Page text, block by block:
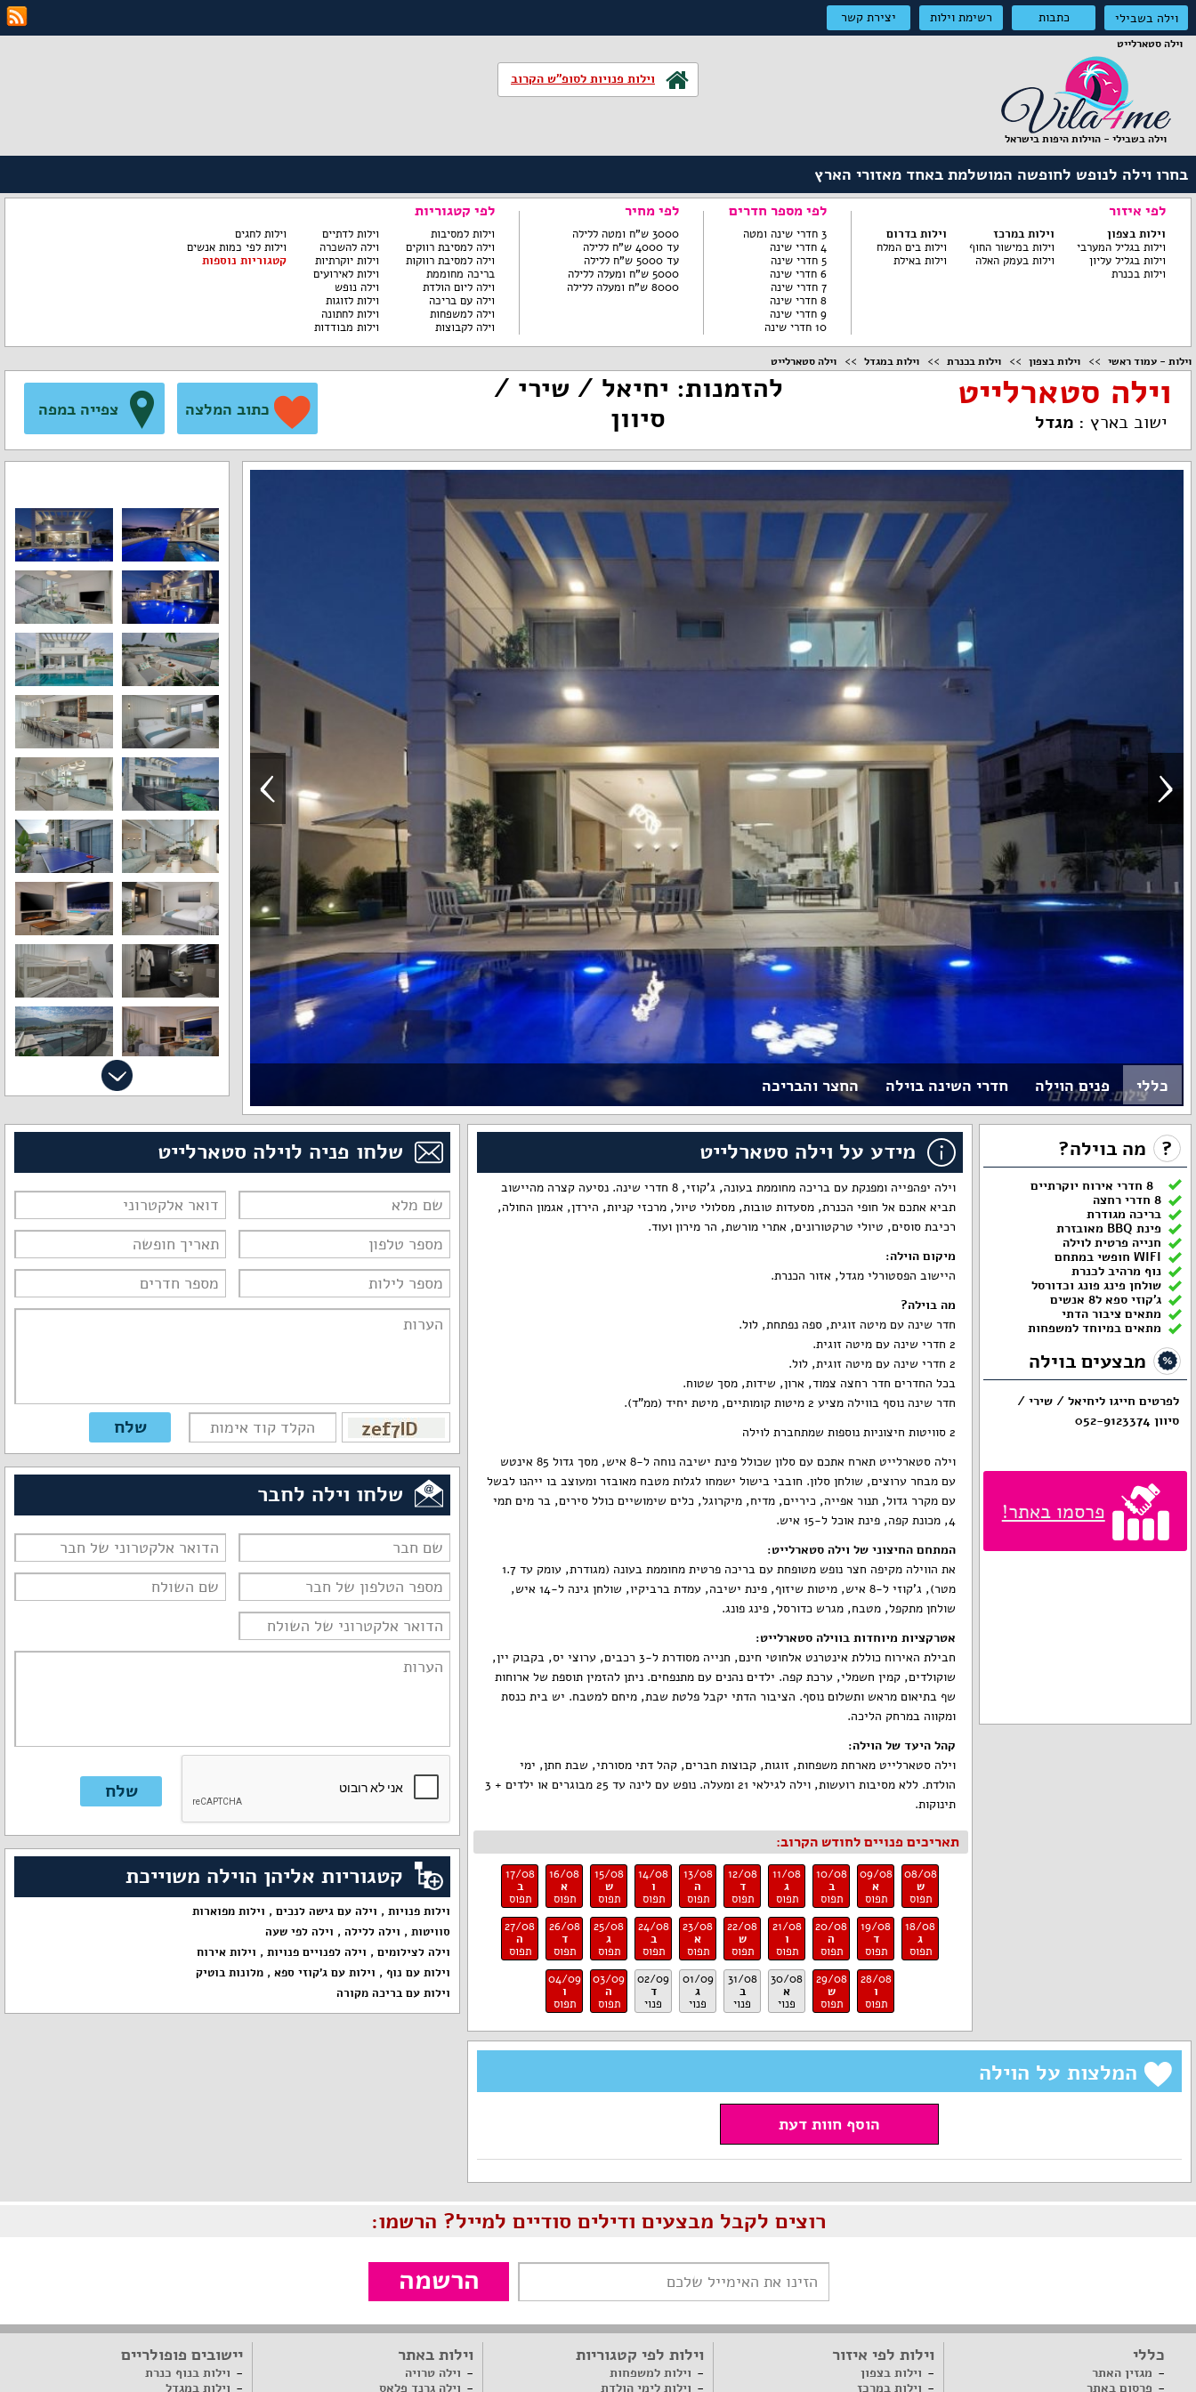
וילה בשבילי כתבות רשימת וילות יצירת קשר
וילה סטארלייט
וילות פנויות לסופ"ש הקרוב
וילה בשבילי - הוילות היפות בישראל
בחרו וילה לנופש לחופשה המושלמת באחד מאזורי הארץ
לפי איזור
וילות בצפון
וילות בגליל המערבי
וילות בגליל עליון
וילות בכנרת
וילות במרכז
וילות במישור החוף
וילות בעמק האלה
וילות בדרום
וילות בים המלח
וילות באילת
לפי מספר חדרים
3 חדרי שינה ומטה
4 חדרי שינה
5 חדרי שינה
6 חדרי שינה
7 חדרי שינה
8 חדרי שינה
9 חדרי שינה
10 חדרי שינה
לפי מחיר
3000 ש"ח ומטה ללילה
עד 4000 ש"ח ללילה
עד 5000 ש"ח ללילה
5000 ש"ח ומעלה ללילה
8000 ש"ח ומעלה ללילה
לפי קטגוריות
וילות למסיבות
וילה למסיבת רווקים
וילה למסיבת רווקות
בריכה מחוממת
וילה ליום הולדת
וילה עם בריכה
וילה למשפחות
וילה לקבוצות
וילות לדתיים
וילה להשכרה
וילות יוקרתיות
וילות לאירועים
וילה נופש
וילות לזוגות
וילות לחתונה
וילות מבודדות
וילות לחגים
וילות לפי כמות אנשים
קטגוריות נוספות
וילות - עמוד ראשי וילות בצפון וילות בכנרת וילות במגדל וילה סטארלייט
כתוב המלצה צפייה במפה וילה סטארלייט
ישוב בארץ : מגדל
להזמנות: יחיאל / שירי /
סיוון
טלפון:052-9123374
כללי פנים הוילה חדרי השינה בוילה החצר והבריכה
? מה בוילה?
8 חדרי אירוח יוקרתיים
8 חדרי רחצה
בריכה מגודרת
פינת BBQ מאובזרת
חנייה פרטית לוילה
WIFI חופשי במתחם
נוף מרהיב לכנרת
שולחן פינג פונג וכדורסל
ג'קוזי ספא ל8 אנשים
מתאים ציבור הדתי
מתאים במיוחד למשפחות
מבצעים בוילה
לפרטים חייגו ליחיאל / שירי /
סיוון 052-9123374
פרסמו באתר!
מידע על וילה סטארלייט
וילה יפהפייה ומפנקת עם בריכה מחוממת בעונה, ג'קוזי, 8 חדרי שינה. נסיעה קצרה מהיישוב
תביא אתכם אל חופי הכנרת, מסעדות טובות, מסלולי טיול, מרכזי קניות, הירדן, אגמון החולה,
רכיבת סוסים, טיולי טרקטורונים, אתרי מורשת, הר מירון ועוד.
מיקום הוילה:
היישוב הפסטורלי מגדל, אזור הכנרת.
מה בוילה?
חדר שינה עם מיטה זוגית, ספה נפתחת, לול.
2 חדרי שינה עם מיטה זוגית.
2 חדרי שינה עם מיטה זוגית, לול.
בכל החדרים חדר רחצה צמוד, ארון, שידות, מסך שטוח.
חדר שינה נוסף בווילה מציע 2 מיטות קומותיים, מיטת יחיד (ממ"ד).
2 סוויטות חיצוניות נוספות שמתחברת לוילה
וילה סטארלייט תארח אתכם עם סלון שכולל פינת ישיבה נוחה ל-8 איש, מסך גדול 85 אינטש
עם מבחר ערוצים, שולחן סלון. חובבי בישול ישמחו לגלות מטבח מאובזר ומעוצב בו ייהנו לבשל
עם מקרר גדול, תנור אפייה, כיריים, מדיח, מיקרוגל, כלים שימושיים כולל סירים, בר מים תמי
4, מכונת קפה, פינת אוכל ל-15 איש.
המתחם החיצוני של וילה סטארלייט:
את הווילה מקיפה חצר נופש מטופחת עם בריכה פרטית מחוממת בעונה (מגודרת, עומק עד 1.7
מטר), ג'קוזי ל-8 איש, מיטות שיזוף, פינת ישיבה, עמדת ברביקיו, שולחן גינה ל-14 איש,
שולחן מתקפל, מטבח, מגרש כדורסל, פינג פונג.
אטרקציות מיוחדות בווילה סטארלייט:
חבילת האירוח כוללת אינטרנט אלחוטי חינם, חנייה מסודרת ל-3 רכבים, ערוצי יס, בקבוק יין,
שוקולדים, קמין חשמלי, ערכת קפה. ילדים נהנים עם מתנפחים. ניתן להזמין תוספת של ארוחות
שף בתיאום מראש ותשלום נוסף. הציבור הדתי יקבל פלטת שבת, מיחם למטבח. יש בית כנסת
ומקווה במרחק הליכה.
קהל היעד של הוילה:
וילה סטארלייט מארחת משפחות, זוגות, קבוצות חברים, קהל דתי מסורתי, שבת חתן, ימי
הולדת. ללא מסיבות רועשות, וילה לגילאי 21 ומעלה. נופש עם לינה עד 25 מבוגרים או ילדים + 3
תינוקות.
תאריכים פנויים לחודש הקרוב:
08/08
ש
תפוס
09/08
א
תפוס
10/08
ב
תפוס
11/08
ג
תפוס
12/08
ד
תפוס
13/08
ה
תפוס
14/08
ו
תפוס
15/08
ש
תפוס
16/08
א
תפוס
17/08
ב
תפוס
18/08
ג
תפוס
19/08
ד
תפוס
20/08
ה
תפוס
21/08
ו
תפוס
22/08
ש
תפוס
23/08
א
תפוס
24/08
ב
תפוס
25/08
ג
תפוס
26/08
ד
תפוס
27/08
ה
תפוס
28/08
ו
תפוס
29/08
ש
תפוס
30/08
א
פנוי
31/08
ב
פנוי
01/09
ג
פנוי
02/09
ד
פנוי
03/09
ה
תפוס
04/09
ו
תפוס
שלחו פניה לוילה סטארלייט
שלחו וילה לחבר
קטגוריות אליהן הוילה משוייכת
וילות פנויות, וילה עם גישה לנכים, וילות מפוארות
סוויטות, וילה ללילה, וילה לפי שעה
וילה לצילומים, וילה לפנויים פנויות, וילות אירוח
וילות עם נוף, וילות עם ג'קוזי ספא, מלונות בוטיק
וילות עם בריכה מקורה
המלצות על הוילה
הוסף חוות דעת
רוצים לקבל מבצעים ודילים סודיים למייל? הרשמו:
הרשמה
כללי
מגזין האתר
פרסום באתר
וילות לפי איזור
וילות בצפון
וילות במרכז
וילות לפי קטגוריות
וילות למשפחות
וילות לימי הולדת
וילות באתר
וילה טרויה
וילה גרנד פלאס
יישובים פופולריים
וילות בנוף כנרת
וילות במגדל